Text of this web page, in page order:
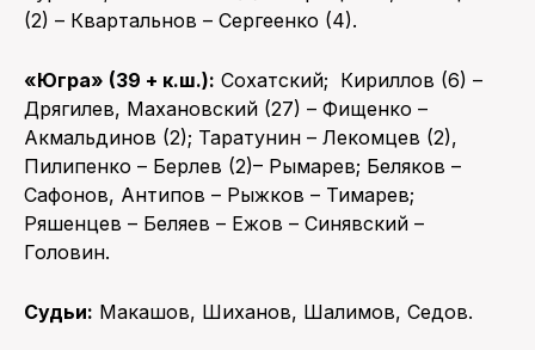
(2) – Квартальнов – Сергеенко (4).
«Югра» (39 + к.ш.): Сохатский; Кириллов (6) –
Дрягилев, Махановский (27) – Фищенко –
Акмальдинов (2); Таратунин – Лекомцев (2),
Пилипенко – Берлев (2)– Рымарев; Беляков –
Сафонов, Антипов – Рыжков – Тимарев;
Ряшенцев – Беляев – Ежов – Синявский –
Головин.
Судьи: Макашов, Шиханов, Шалимов, Седов.